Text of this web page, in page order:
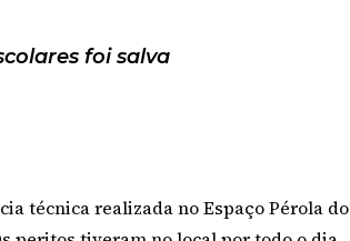
foi salva
técnica realizada no Espaço Pérola do